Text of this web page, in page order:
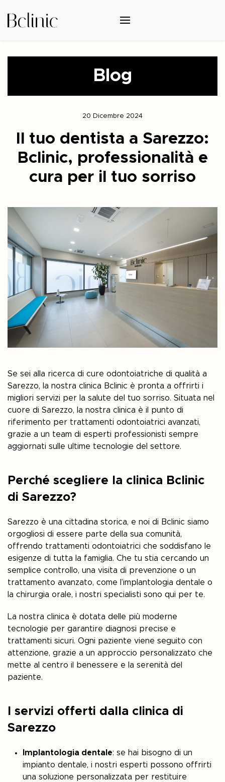
Blog
20 Dicembre 2024
Il tuo dentista a Sarezzo:
Bclinic, professionalità e
cura per il tuo sorriso
Se sei alla ricerca di cure odontoiatriche di qualità a
Sarezzo, la nostra clinica Bclinic è pronta a offrirti i
migliori servizi per la salute del tuo sorriso. Situata nel
cuore di Sarezzo, la nostra clinica è il punto di
riferimento per trattamenti odontoiatrici avanzati,
grazie a un team di esperti professionisti sempre
aggiornati sulle ultime tecnologie del settore.
Perché scegliere la clinica Bclinic
di Sarezzo?
Sarezzo è una cittadina storica, e noi di Bclinic siamo
orgogliosi di essere parte della sua comunità,
offrendo trattamenti odontoiatrici che soddisfano le
esigenze di tutta la famiglia. Che tu stia cercando un
semplice controllo, una visita di prevenzione o un
trattamento avanzato, come l’implantologia dentale o
la chirurgia orale, i nostri specialisti sono qui per te.
La nostra clinica è dotata delle più moderne
tecnologie per garantire diagnosi precise e
trattamenti sicuri. Ogni paziente viene seguito con
attenzione, grazie a un approccio personalizzato che
mette al centro il benessere e la serenità del
paziente.
I servizi offerti dalla clinica di
Sarezzo
Implantologia dentale: se hai bisogno di un
impianto dentale, i nostri esperti possono offrirti
una soluzione personalizzata per restituire